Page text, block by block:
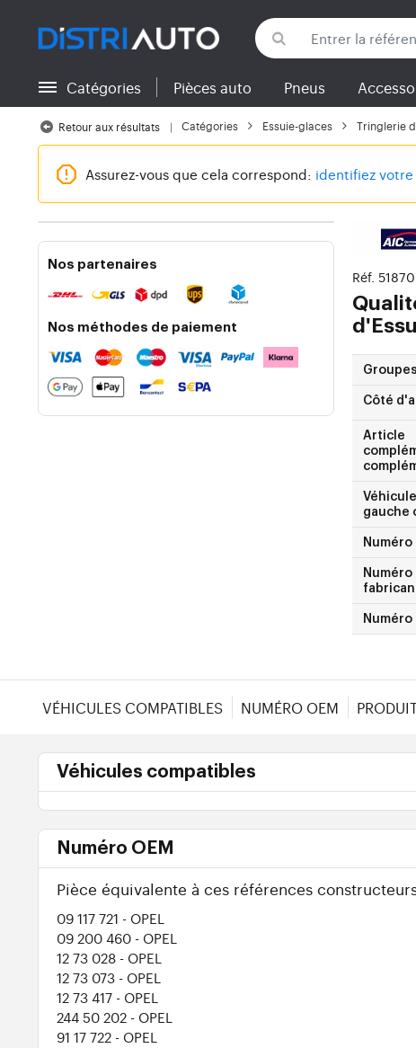
Retour aux catégories
Catégories Pièces auto Pneus
Retour aux résultats Catégories Essuie-glaces Tringlerie
Assurez-vous que cela correspond: identifiez
Nos partenaires
Nos méthodes de paiement
Réf. 51870
Côté
Article
gauche
Numéro
Numéro
Numéro
VÉHICULES COMPATIBLES NUMÉRO OEM
Véhicules compatibles
Numéro OEM
Pièce équivalente à ces références
09 117 721 - OPEL
09 200 460 - OPEL
12 73 028 - OPEL
12 73 073 - OPEL
12 73 417 - OPEL
244 50 202 - OPEL
91 17 722 - OPEL